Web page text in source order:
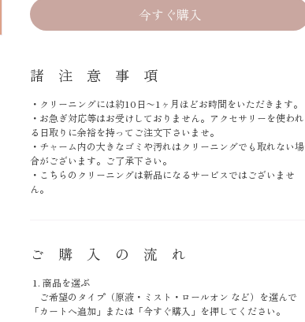
今すぐ購入
諸 注 意 事 項
・クリーニングには約10日〜1ヶ月ほどお時間をいただきます。
・お急ぎ対応等はお受けしておりません。アクセサリーを使われ
る日取りに余裕を持ってご注文下さいませ。
・チャーム内の大きなゴミや汚れはクリーニングでも取れない場
合がございます。ご了承下さい。
・こちらのクリーニングは新品になるサービスではございませ
ん。
ご 購 入 の 流 れ
1. 商品を選ぶ
ご希望のタイプ（原液・ミスト・ロールオン など）を選んで
「カートへ追加」または「今すぐ購入」を押してください。